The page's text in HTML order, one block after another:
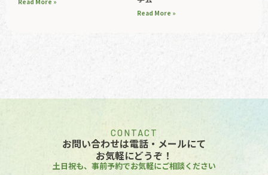
Read More »
CONTACT
お問い合わせは電話・メールにて
お気軽にどうぞ！
土日祝も、事前予約でお気軽にご相談ください